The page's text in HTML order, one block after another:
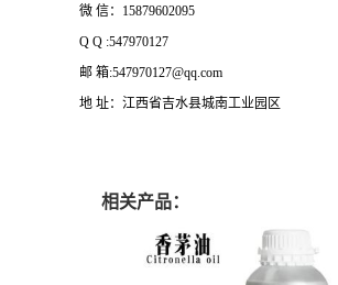
微 信：15879602095
Q Q :547970127
邮 箱:547970127@qq.com
地 址：江西省吉水县城南工业园区
相关产品：